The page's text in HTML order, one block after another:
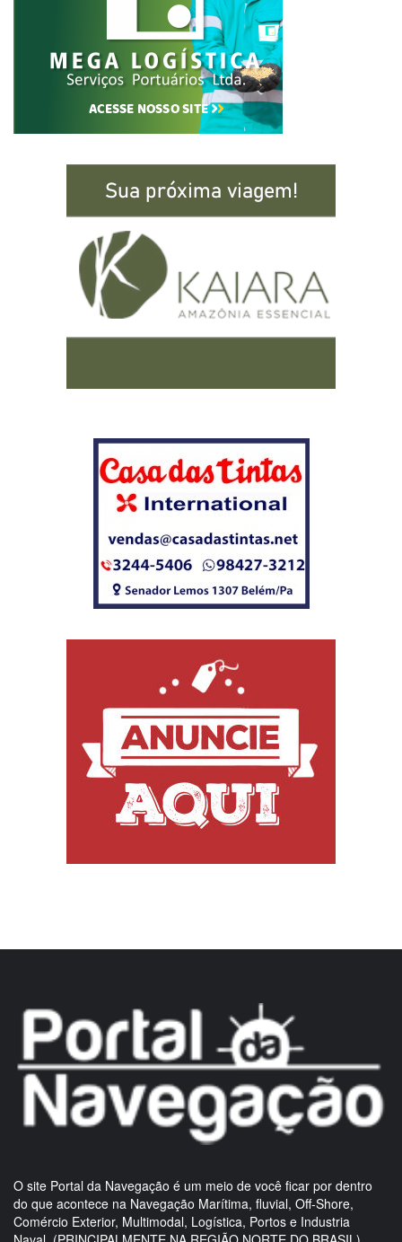
O site Portal da Navegação é um meio de você ficar por dentro
do que acontece na Navegação Marítima, fluvial, Off-Shore,
Comércio Exterior, Multimodal, Logística, Portos e Industria